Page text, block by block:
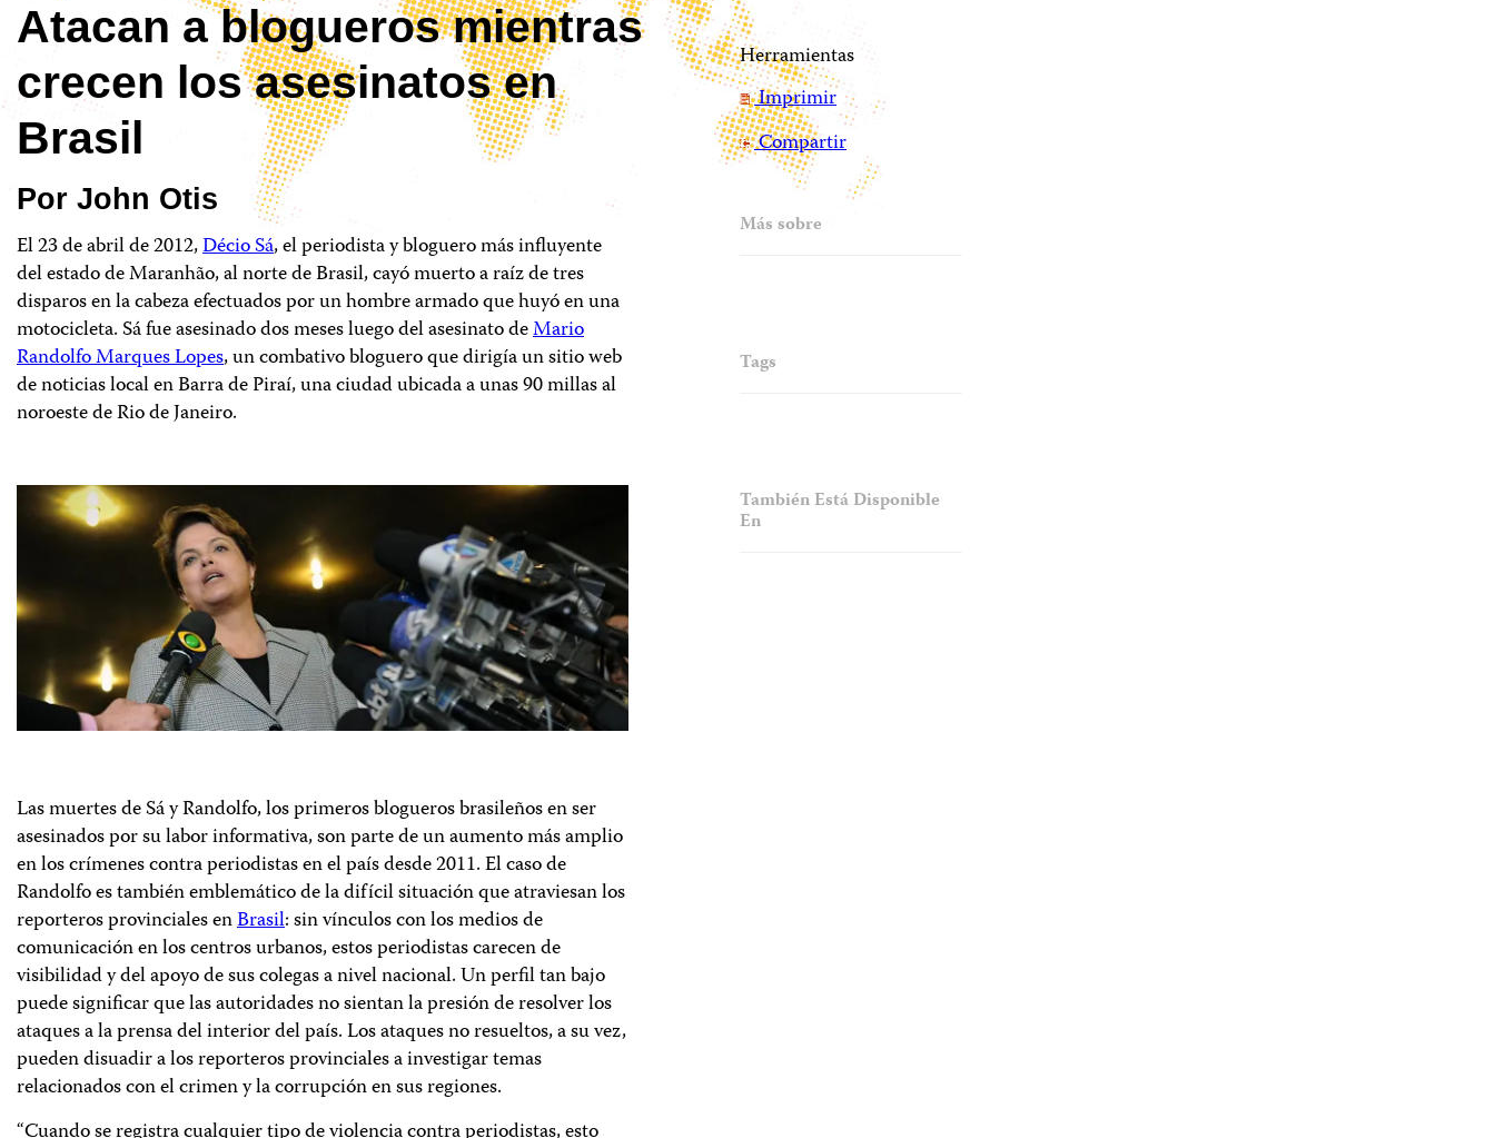
Atacan a blogueros mientras
crecen los asesinatos en
Brasil
Por John Otis
El 23 de abril de 2012,Décio Sá, el periodista y bloguero más influyente
del estado de Maranhão, al norte de Brasil, cayó muerto a raíz de tres
disparos en la cabeza efectuados por un hombre armado que huyó en una
motocicleta. Sá fue asesinado dos meses luego del asesinato deMario
Randolfo Marques Lopes, un combativo bloguero que dirigía un sitio web
de noticias local en Barra de Piraí, una ciudad ubicada a unas 90 millas al
noroeste de Rio de Janeiro.
Las muertes de Sá y Randolfo, los primeros blogueros brasileños en ser
asesinados por su labor informativa, son parte de un aumento más amplio
en los crímenes contra periodistas en el país desde 2011. El caso de
Randolfo es también emblemático de la difícil situación que atraviesan los
reporteros provinciales enBrasil: sin vínculos con los medios de
comunicación en los centros urbanos, estos periodistas carecen de
visibilidad y del apoyo de sus colegas a nivel nacional. Un perfil tan bajo
puede significar que las autoridades no sientan la presión de resolver los
ataques a la prensa del interior del país. Los ataques no resueltos, a su vez,
pueden disuadir a los reporteros provinciales a investigar temas
relacionados con el crimen y la corrupción en sus regiones.
Herramientas
Imprimir
Compartir
Más sobre
Tags
También Está Disponible
En